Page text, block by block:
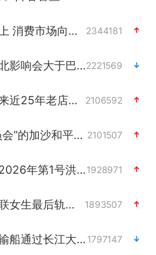
夏日经济乘热而上 消费市场向新而行 2344181
白海豚对华东华北影响会大于巴威2221569
于东来回应胖东来近25年老店年底关闭 2106592
以拒绝“和平委员会”的加沙和平计划 2101507
浙江省甬江发生2026年第1号洪水1928971
独闯南太行的失联女生最后轨迹已确认 1893507
全球最大级别运输船通过长江大桥 1797147